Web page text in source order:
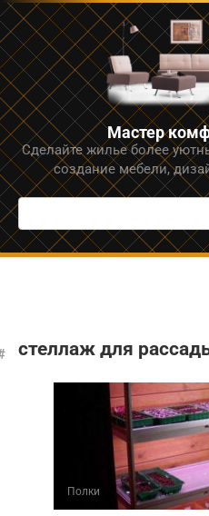
Перейти
к
контенту
Мастер
Сделайте жилье более
создание мебели,
Поиск:
стеллаж для
Полки